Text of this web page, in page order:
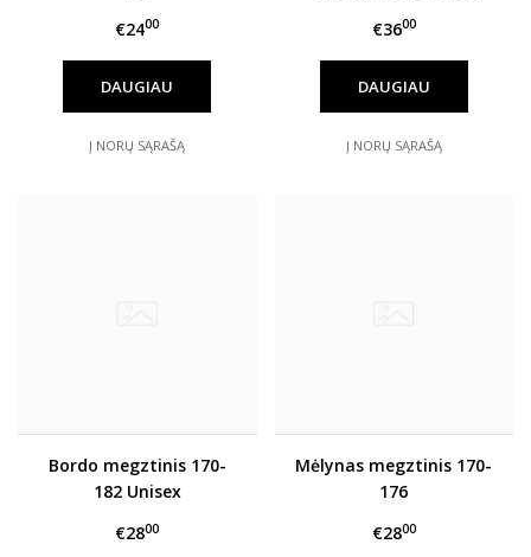
€2400
DAUGIAU
Į NORŲ SĄRAŠĄ
€3600
DAUGIAU
Į NORŲ SĄRAŠĄ
Bordo megztinis 170-
182 Unisex
€2800
Mėlynas megztinis 170-
176
€2800